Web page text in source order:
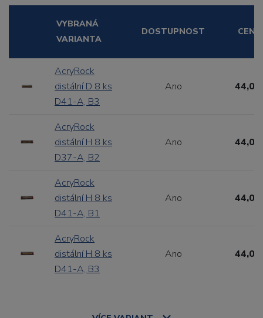
VYBRANÁ
VARIANTA
DOSTUPNOST CENA
AcryRock
distální D 8 ks
D41-A, B3
Ano 44,00
AcryRock
distální H 8 ks
D37-A, B2
Ano 44,00
AcryRock
distální H 8 ks
D41-A, B1
Ano 44,00
AcryRock
distální H 8 ks
D41-A, B3
Ano 44,00